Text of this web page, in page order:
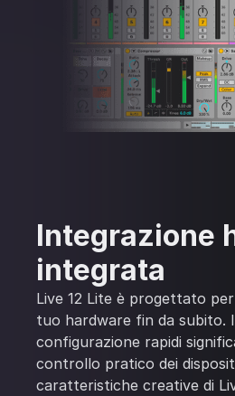
Integrazione
integrata
Live 12 Lite è progettato
tuo hardware fin da subito.
configurazione rapidi
controllo pratico dei
caratteristiche creative di